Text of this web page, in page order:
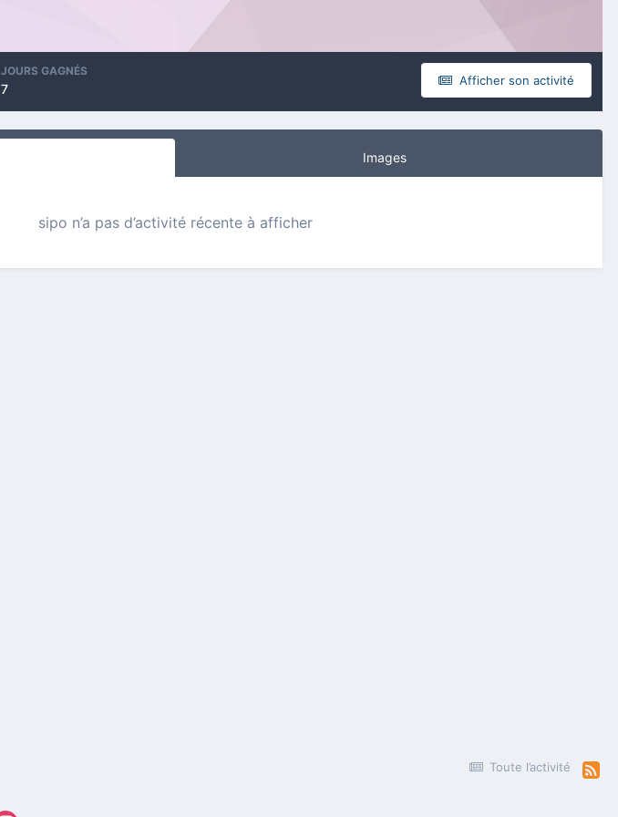
Afficher son activité
JOURS GAGNÉS
7
Images
sipo n’a pas d’activité récente à afficher
Toute l’activité